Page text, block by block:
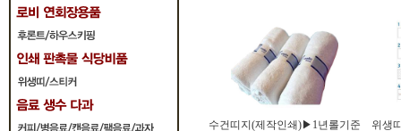
수건띠지(제작인쇄)▶1년롤기준
위생